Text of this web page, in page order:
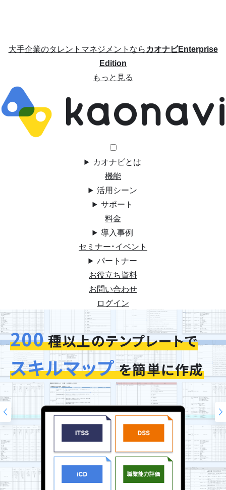
大手企業のタレントマネジメントならカオナビEnterprise
Edition
もっと見る
カオナビとは
機能
活用シーン
サポート
料金
導入事例
セミナー・イベント
パートナー
お役立ち資料
お問い合わせ
ログイン
200
スキルマップ
今お使いの評価シートを
そのまま再現